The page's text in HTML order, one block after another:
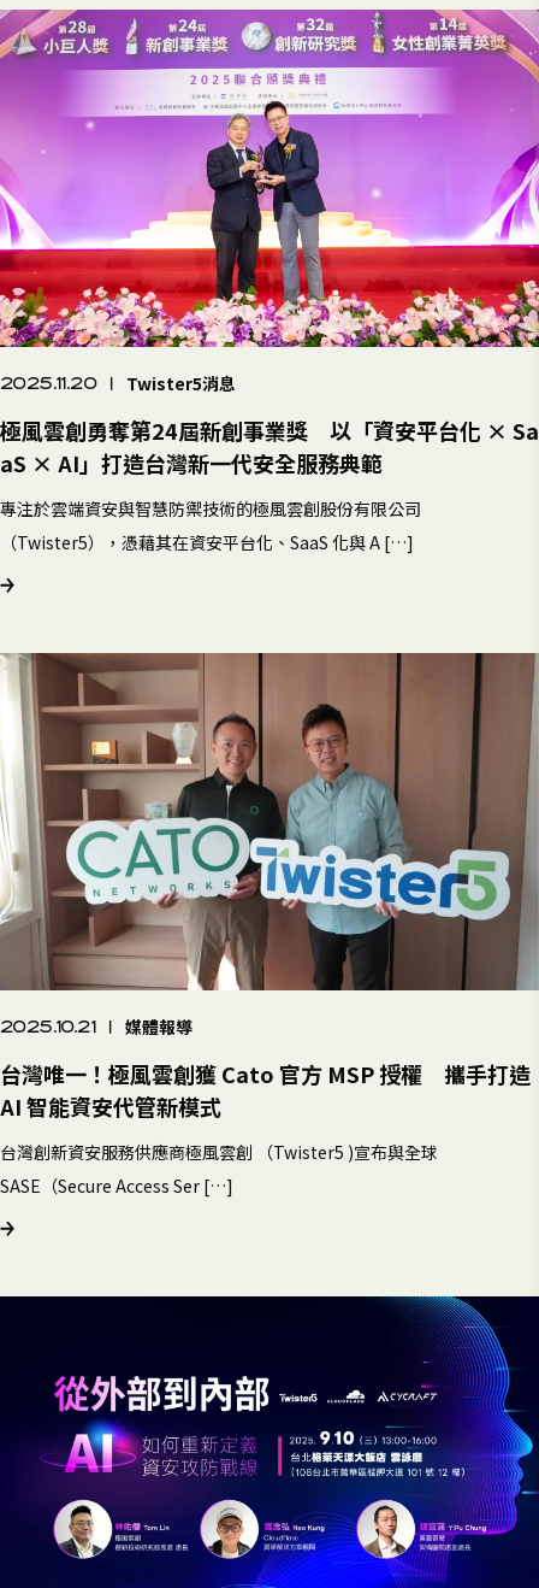
2025.11.20| Twister5消息
極風雲創勇奪第24屆新創事業獎 以「資安平台化 × Sa
aS × AI」打造台灣新一代安全服務典範
專注於雲端資安與智慧防禦技術的極風雲創股份有限公司
（Twister5），憑藉其在資安平台化、SaaS 化與 A […]
2025.10.21 |媒體報導
台灣唯一！極風雲創獲 Cato 官方 MSP 授權 攜手打造
AI 智能資安代管新模式
台灣創新資安服務供應商極風雲創 （Twister5 )宣布與全球
SASE（Secure Access Ser […]